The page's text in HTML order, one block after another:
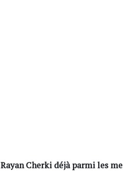
Rayan Cherki déjà parmi les